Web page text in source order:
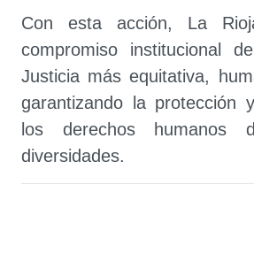
Con esta acción, La
compromiso institucional
Justicia más equitativa,
garantizando la protección
los derechos humanos
diversidades.